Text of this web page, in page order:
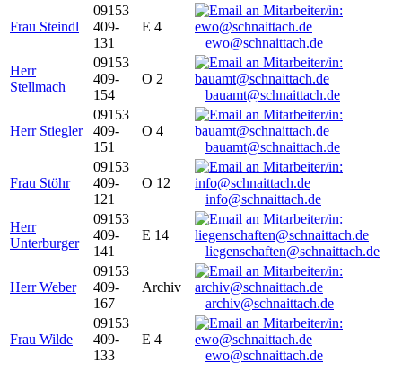
Frau Steindl
09153
409-
131
E 4
ewo@schnaittach.de
Herr
Stellmach
09153
409-
154
O 2
bauamt@schnaittach.de
Herr Stiegler
09153
409-
151
O 4
bauamt@schnaittach.de
Frau Stöhr
09153
409-
121
O 12
info@schnaittach.de
Herr
Unterburger
09153
409-
141
E 14
liegenschaften@schnaittach.de
Herr Weber
09153
409-
167
Archiv
archiv@schnaittach.de
Frau Wilde
09153
409-
133
E 4
ewo@schnaittach.de